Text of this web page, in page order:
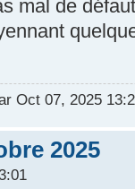
mal de
Oct 07, 2025
2025